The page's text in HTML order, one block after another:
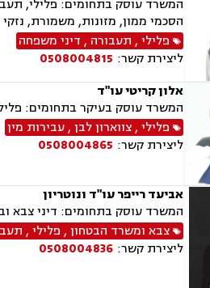
המשרד עוסק בתחומים: פלילי,
הסכמי ממון, מזונות, משמורת, נזקי
פלילי, תעבורה , דיני משפחה
ליצירת קשר: 0508004815
אלון קריטי עו"ד
המשרד עוסק בעיקר בתחומים:
פלילי,צווארון לבן,עבירות מין
ליצירת קשר: 0508004865
אביעד רייפר עו"ד ונוטריון
המשרד עוסק בתחומים: דיני צבא
צבא ומשרד הבטחון, פלילי,
ליצירת קשר: 0508004836